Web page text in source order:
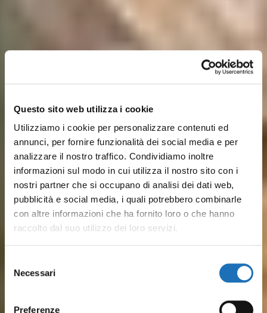
Questo sito web utilizza i cookie
Utilizziamo i cookie per personalizzare contenuti ed
annunci, per fornire funzionalità dei social media e per
analizzare il nostro traffico. Condividiamo inoltre
informazioni sul modo in cui utilizza il nostro sito con i
nostri partner che si occupano di analisi dei dati web,
pubblicità e social media, i quali potrebbero combinarle
con altre informazioni che ha fornito loro o che hanno
raccolto dal suo utilizzo dei loro servizi.
delNecessari
Preferenze
disegnato da Leonardo, storia
marinara e vita quotidiana si
incontrano tra le case
romagnoli: Il gusto vero del
borgo marinaro è in ristoranti
luoghi della cultura
Pineta, parchi cittadini, colline
verdeggianti a pochi km e
tantissime SPA: Cesenatico è
aspettano esperienze
più tranquilli, il mare di
divertimento e tradizione